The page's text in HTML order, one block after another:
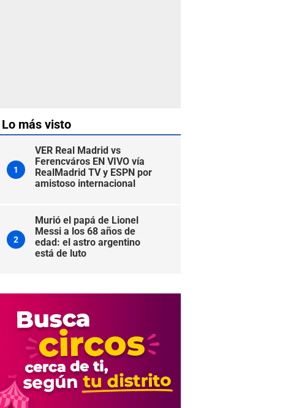
Lo más visto
1
VER Real Madrid vs
Ferencváros EN VIVO vía
RealMadrid TV y ESPN por
amistoso internacional
2
Murió el papá de Lionel
Messi a los 68 años de
edad: el astro argentino
está de luto